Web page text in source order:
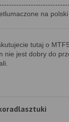
na
tutaj o
nie jest dobry do